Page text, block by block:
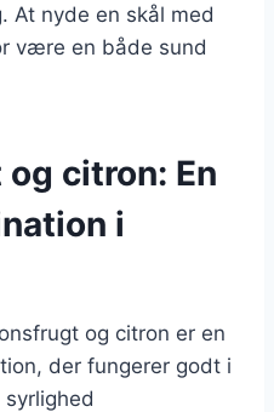
At nyde en skål med
være en både sund
citron: En
i
og citron er en
der fungerer godt i